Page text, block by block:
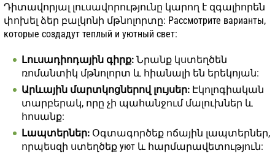
Դիտավորյալ լուսավորությունը կարող է զգալիորեն
փոխել ձեր բալկոնի մթնոլորտը: Рассмотрите варианты,
которые создадут теплый и уютный свет:
Լուսադիոդային գիրք: Նրանք կստեղծեն
ռոմանտիկ մթնոլորտ և հիանալի են երեկոյան:
Արևային մարտկոցներով լույսեր: Էկոլոգիական
տարբերակ, որը չի պահանջում մալուխներ և
հոսանք:
Լապտերներ: Օգտագործեք ոճային լապտերներ,
որպեսզի ստեղծեք уют և հարմարավետություն: